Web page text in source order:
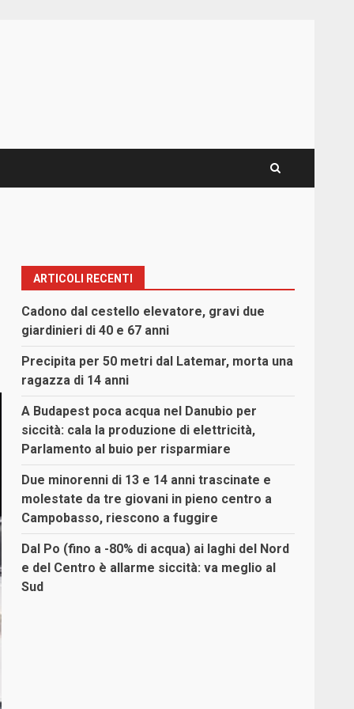
ARTICOLI RECENTI
Cadono dal cestello elevatore, gravi due
giardinieri di 40 e 67 anni
Precipita per 50 metri dal Latemar, morta una
ragazza di 14 anni
A Budapest poca acqua nel Danubio per
siccità: cala la produzione di elettricità,
Parlamento al buio per risparmiare
Due minorenni di 13 e 14 anni trascinate e
molestate da tre giovani in pieno centro a
Campobasso, riescono a fuggire
Dal Po (fino a -80% di acqua) ai laghi del Nord
e del Centro è allarme siccità: va meglio al
Sud